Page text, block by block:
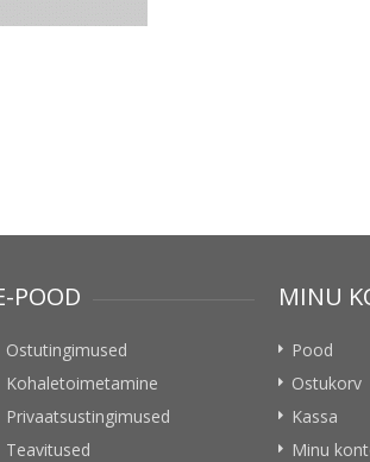
POOD
Ostutingimused
Kohaletoimetamine
Privaatsustingimused
Teavitused
MINU
Pood
Ostukorv
Kassa
Minu